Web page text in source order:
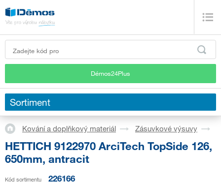
Démos24Plus
Sortiment
Kování a doplňkový materiál Zásuvkové výsuvy
HETTICH 9122970 ArciTech TopSide 126,
650mm, antracit
Kód sortimentu 226166